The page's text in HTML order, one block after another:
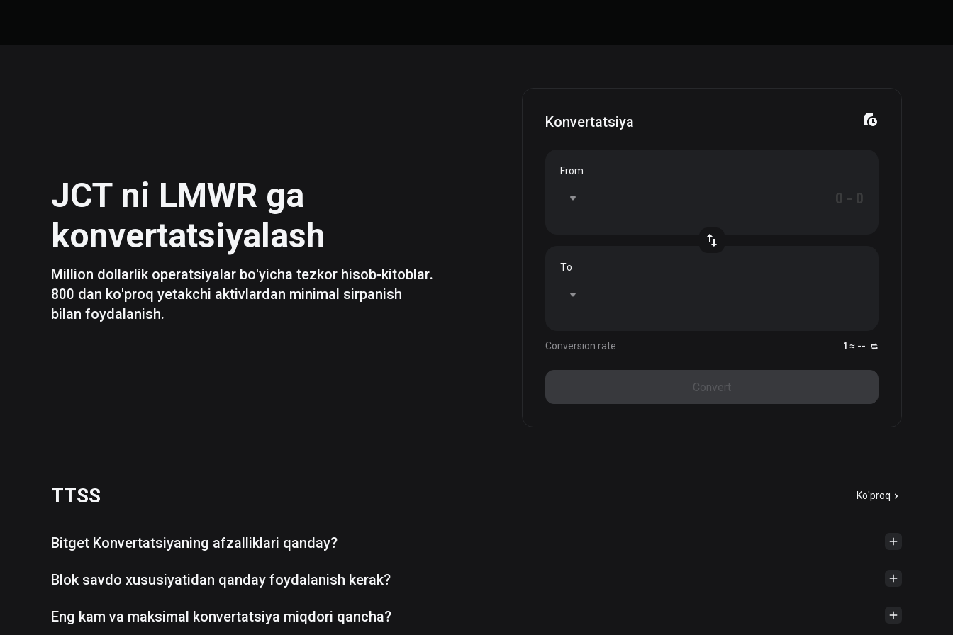
JCT ni LMWR ga
konvertatsiyalash
Million dollarlik operatsiyalar bo'yicha tezkor hisob-kitoblar.
800 dan ko'proq yetakchi aktivlardan minimal sirpanish
bilan foydalanish.
Konvertatsiya
From
To
Conversion rate 1 ≈ --
Convert
TTSS Ko'proq
Bitget Konvertatsiyaning afzalliklari qanday?
Blok savdo xususiyatidan qanday foydalanish kerak?
Eng kam va maksimal konvertatsiya miqdori qancha?